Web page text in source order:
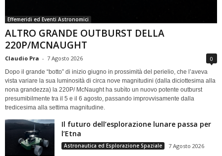
Effemeridi ed Eventi Astronomici
ALTRO GRANDE OUTBURST DELLA
220P/MCNAUGHT
Claudio Pra - 7 Agosto 2026 0
Dopo il grande “botto” di inizio giugno in prossimità del perielio, che l’aveva
vista variare la sua luminosità di circa nove magnitudini (dalla diciottesima alla
nona grandezza) la 220P/ McNaught ha subìto un nuovo potente outburst
presumibilmente tra il 5 e il 6 agosto, passando improvvisamente dalla
tredicesima alla settima magnitudine.
Il futuro dell’esplorazione lunare passa per
l’Etna
Astronautica ed Esplorazione Spaziale 7 Agosto 2026